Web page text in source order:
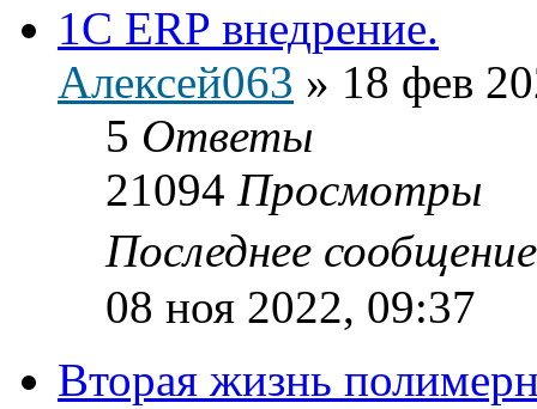
1C ERP внедрение.
Алексей063 » 18 фев
5 Ответы
21094 Просмотры
Последнее
08 ноя 2022, 09:37
Вторая жизнь